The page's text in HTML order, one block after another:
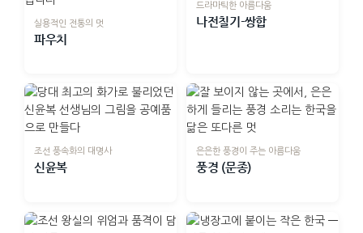
실용적인 전통의 멋
파우치
드라마틱한 아름다움
나전칠기-쌍합
조선 풍속화의 대명사
신윤복
은은한 풍경이 주는 아름다움
풍경 (문종)